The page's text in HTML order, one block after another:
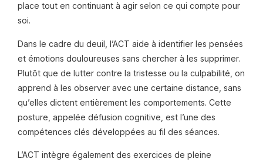
place tout en continuant à agir selon ce qui compte pour
soi.
Dans le cadre du deuil, l’ACT aide à identifier les pensées
et émotions douloureuses sans chercher à les supprimer.
Plutôt que de lutter contre la tristesse ou la culpabilité, on
apprend à les observer avec une certaine distance, sans
qu’elles dictent entièrement les comportements. Cette
posture, appelée défusion cognitive, est l’une des
compétences clés développées au fil des séances.
L’ACT intègre également des exercices de pleine